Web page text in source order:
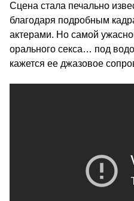
Сцена стала печально
благодаря подробным
актерами. Но самой
орального секса… под
кажется ее джазовое